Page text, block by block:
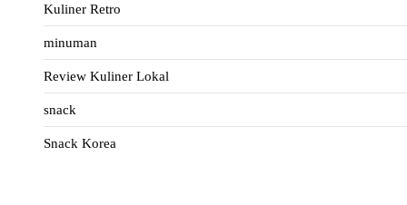
Kuliner Retro
minuman
Review Kuliner Lokal
snack
Snack Korea